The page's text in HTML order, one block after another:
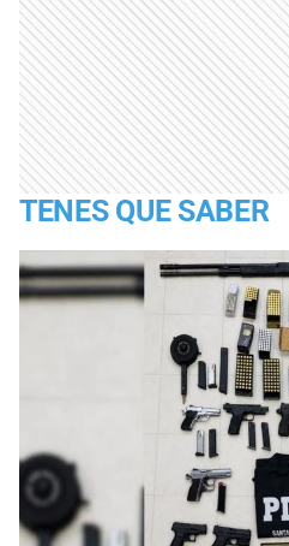
TENES QUE SABER